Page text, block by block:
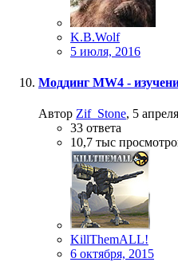
K.B.Wolf
5 июля, 2016
Моддинг MW4 -
Автор Zif_Stone, 5
33 ответа
10,7 тыс
KillThemALL!
6 октября, 2015